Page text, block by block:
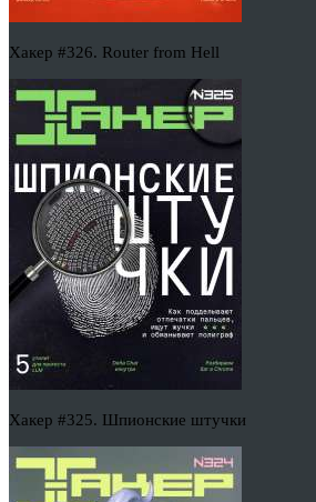
Хакер #326. Router from Hell
Хакер #325. Шпионские штучки